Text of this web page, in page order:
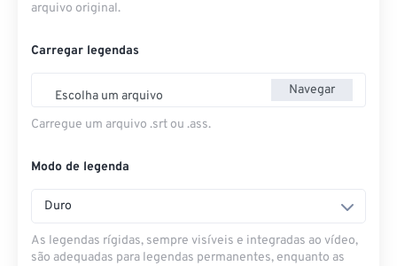
arquivo original.
Carregar legendas
Escolha um arquivo Navegar
Carregue um arquivo .srt ou .ass.
Modo de legenda
Duro
As legendas rígidas, sempre visíveis e integradas ao vídeo,
são adequadas para legendas permanentes, enquanto as